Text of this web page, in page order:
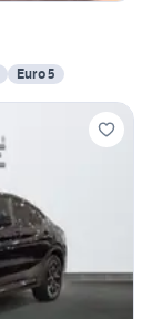
Euro 5